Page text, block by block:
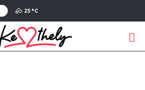
25 °C